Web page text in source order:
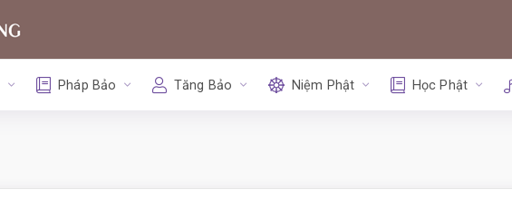
Pháp Bảo Tăng Bảo Niệm Phật Học Phật